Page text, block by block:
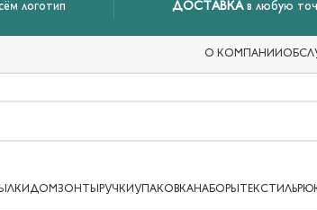
логотип ДОСТАВКА в любую
О КОМПАНИИ
ДОМ ЗОНТЫ РУЧКИ УПАКОВКАНАБОРЫ ТЕКСТИЛЬ